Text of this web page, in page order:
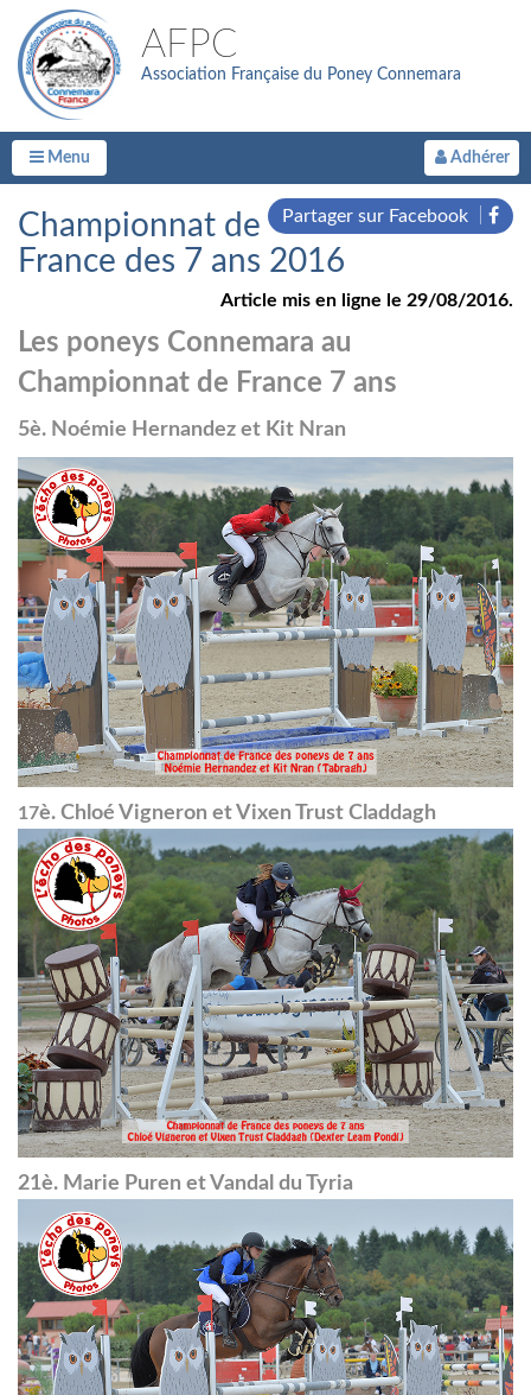
AFPC
Association Française du Poney Connemara
Menu Adhérer
Partager sur Facebook
Championnat de
France des 7 ans 2016
Article mis en ligne le 29/08/2016.
Les poneys Connemara au
Championnat de France 7 ans
5è. Noémie Hernandez et Kit Nran
17è. Chloé Vigneron et Vixen Trust Claddagh
21è. Marie Puren et Vandal du Tyria